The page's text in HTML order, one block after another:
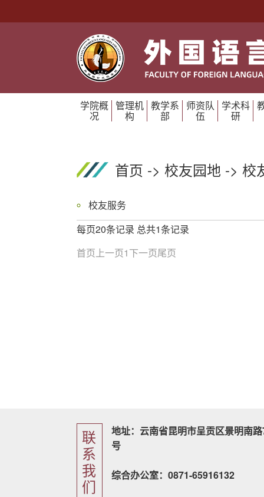
学院概
况
管理机
构
教学系
部
师资队
伍
学术科
研
首页 -> 校友园地 -> 校
校友服务
每页20条记录 总共1条记录
首页 上一页1下一页尾页
联
系
我
们
地址：云南省昆明市呈贡区景明南
号
综合办公室：0871-65916132